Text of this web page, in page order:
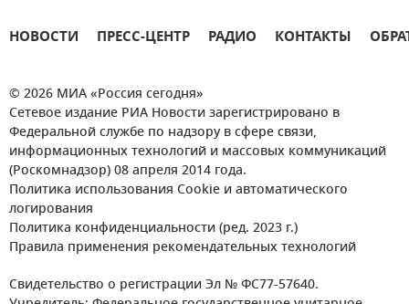
НОВОСТИ ПРЕСС-ЦЕНТР РАДИО КОНТАКТЫ
© 2026 МИА «Россия сегодня»
Сетевое издание РИА Новости зарегистрировано в
Федеральной службе по надзору в сфере связи,
информационных технологий и массовых коммуникаций
(Роскомнадзор) 08 апреля 2014 года.
Политика использования Cookie и автоматического
логирования
Политика конфиденциальности (ред. 2023 г.)
Правила применения рекомендательных технологий
Свидетельство о регистрации Эл № ФС77-57640.